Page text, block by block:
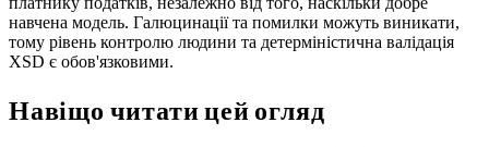
навчена модель. Галюцинації та помилки можуть виникати,
тому рівень контролю людини та детерміністична валідація
XSD є обов'язковими.
Навіщо читати цей огляд